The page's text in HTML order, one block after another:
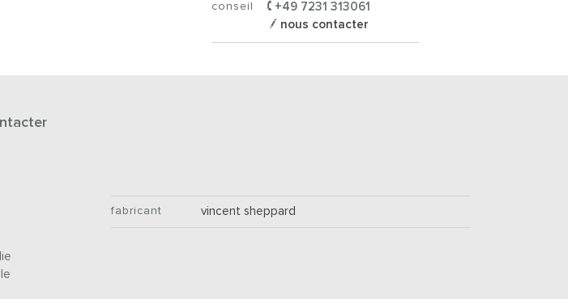
conseil
+49 7231 313061
nous contacter
fabricant vincent sheppard